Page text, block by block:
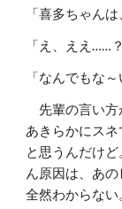
「喜多ちゃん
「え、ええ……？
「なんでもな～
先輩の言い方
あきらかにス
と思うんだけ
ん原因は、あ
全然わからない